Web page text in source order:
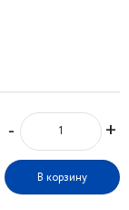
- +
В корзину